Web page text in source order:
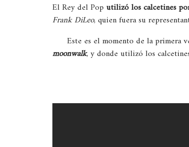
El Rey del Pop utilizó los calcetines
Frank DiLeo, quien fuera su
Este es el momento de la primera
moonwalk, y donde utilizó los